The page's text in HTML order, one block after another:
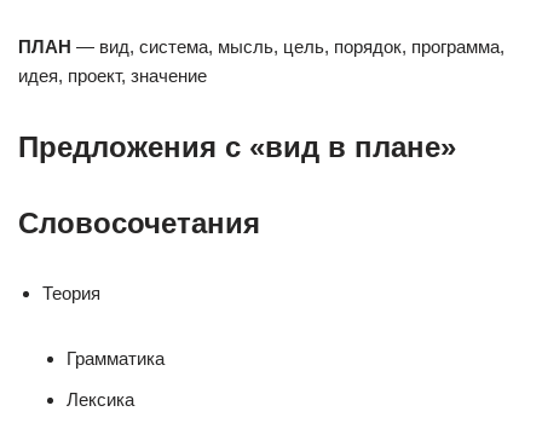
ПЛАН — вид, система, мысль, цель, порядок, программа,
идея, проект, значение
Предложения с «вид в плане»
Словосочетания
Теория
Грамматика
Лексика